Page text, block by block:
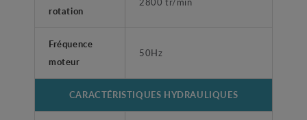
rotation
Fréquence
moteur
50Hz
CARACTÉRISTIQUES HYDRAULIQUES